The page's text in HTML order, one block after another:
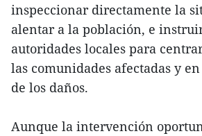
inspeccionar directamente la
alentar a la población, e
autoridades locales para
las comunidades afectadas y
de los daños.
Aunque la intervención